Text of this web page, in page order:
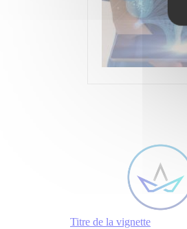
Titre de la vignette